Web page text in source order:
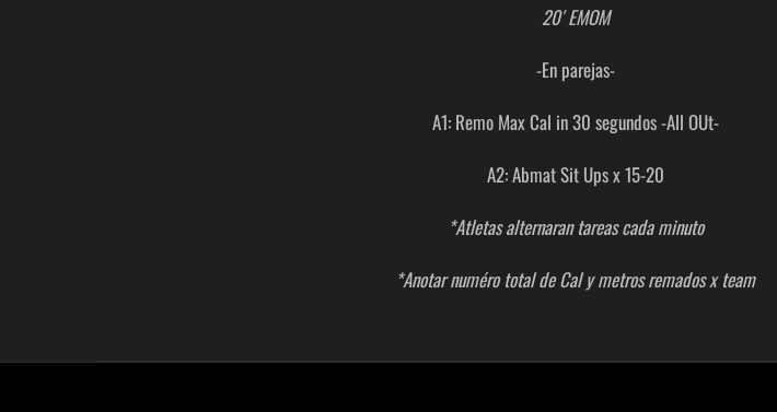
20′ EMOM
-En parejas-
A1: Remo Max Cal in 30 segundos -All OUt-
A2: Abmat Sit Ups x 15-20
*Atletas alternaran tareas cada minuto
*Anotar numéro total de Cal y metros remados x team